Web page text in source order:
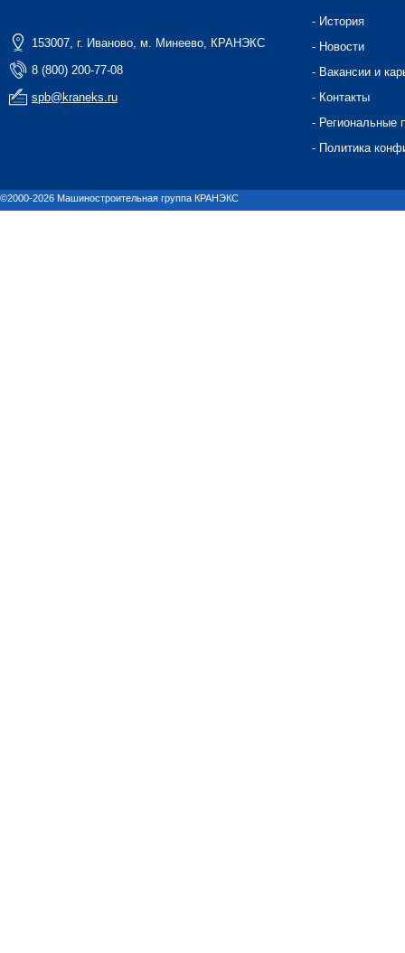
153007, г. Иваново, м. Минеево, КРАНЭКС
8 (800) 200-77-08
spb@kraneks.ru
- История
- Новости
- Вакансии и
- Контакты
- Региональные
- Политика
©2000-2026 Машиностроительная группа КРАНЭКС